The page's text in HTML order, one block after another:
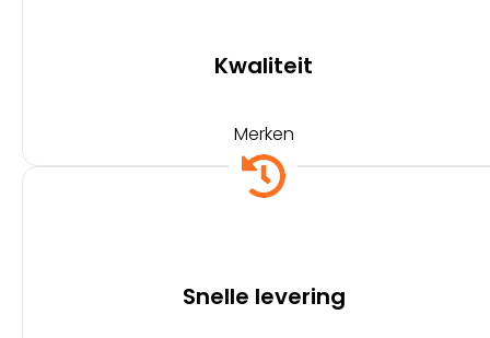
Kwaliteit
Merken
Snelle levering